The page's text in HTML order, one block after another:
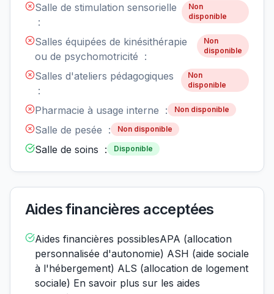
Salle de stimulation sensorielle
:
Non
disponible
Salles équipées de kinésithérapie
ou de psychomotricité :
Non
disponible
Salles d'ateliers pédagogiques
:
Non
disponible
Pharmacie à usage interne : Non disponible
Salle de pesée : Non disponible
Salle de soins : Disponible
Aides financières acceptées
Aides financières possiblesAPA (allocation
personnalisée d'autonomie) ASH (aide sociale
à l'hébergement) ALS (allocation de logement
sociale) En savoir plus sur les aides